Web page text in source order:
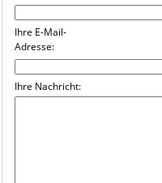
Ihre E-Mail-
Adresse:
Ihre Nachricht: